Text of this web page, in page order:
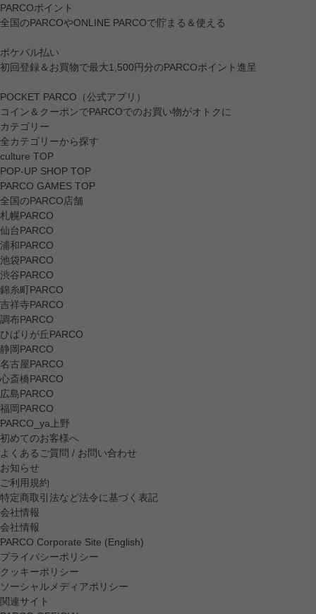
PARCOポイント
全国のPARCOやONLINE PARCOで貯まる＆使える
ポケパル払い
初回登録＆お買物で最大1,500円分のPARCOポイント進呈
POCKET PARCO（公式アプリ）
コイン＆クーポンでPARCOでのお買い物がオトクに
カテゴリー
全カテゴリーから探す
culture TOP
POP-UP SHOP TOP
PARCO GAMES TOP
全国のPARCO店舗
札幌PARCO
仙台PARCO
浦和PARCO
池袋PARCO
渋谷PARCO
錦糸町PARCO
吉祥寺PARCO
調布PARCO
ひばりが丘PARCO
静岡PARCO
名古屋PARCO
心斎橋PARCO
広島PARCO
福岡PARCO
PARCO_ya上野
初めてのお客様へ
よくあるご質問 / お問い合わせ
お知らせ
ご利用規約
特定商取引法など法令に基づく表記
会社情報
会社情報
PARCO Corporate Site (English)
プライバシーポリシー
クッキーポリシー
ソーシャルメディアポリシー
関連サイト